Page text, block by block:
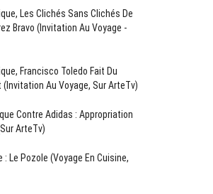
Les Clichés Sans Clichés De
Bravo (Invitation Au Voyage -
Francisco Toledo Fait Du
(Invitation Au Voyage, Sur ArteTv)
Contre Adidas : Appropriation
ArteTv)
: Le Pozole (Voyage En Cuisine,